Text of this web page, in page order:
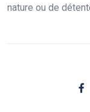
nature ou de